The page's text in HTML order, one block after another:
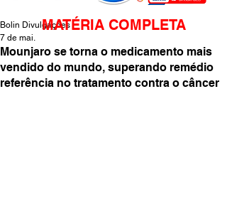
Mounjaro se torna o medicamento mais
vendido do mundo, superando remédio
referência no tratamento contra o câncer
Bolin Divulgações
7 de mai.
MATÉRIA COMPLETA